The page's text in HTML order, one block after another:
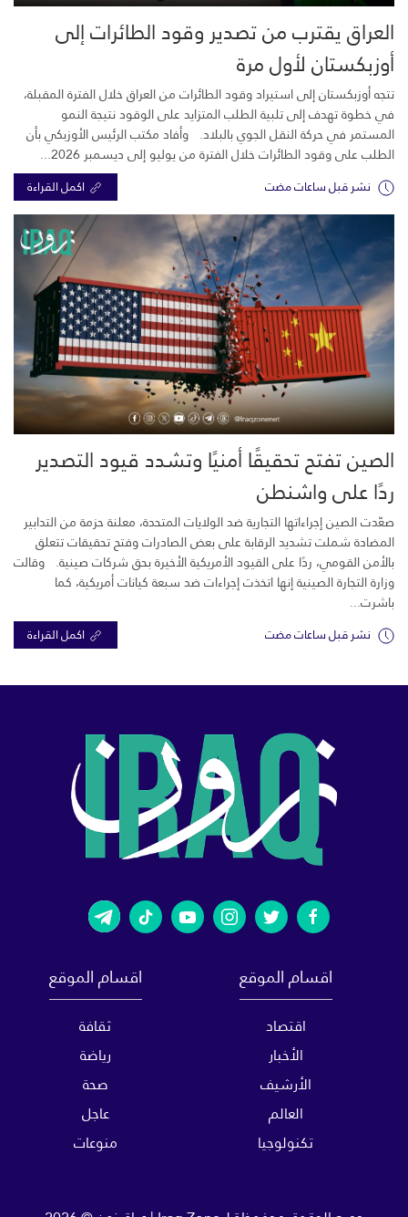
العراق يقترب من تصدير وقود الطائرات إلى
أوزبكستان لأول مرة
تتجه أوزبكستان إلى استيراد وقود الطائرات من العراق خلال الفترة المقبلة،
في خطوة تهدف إلى تلبية الطلب المتزايد على الوقود نتيجة النمو
المستمر في حركة النقل الجوي بالبلاد. وأفاد مكتب الرئيس الأوزبكي بأن
الطلب على وقود الطائرات خلال الفترة من يوليو إلى ديسمبر 2026...
نشر قبل ساعات مضت اكمل القراءة
الصين تفتح تحقيقًا أمنيًا وتشدد قيود التصدير
ردًا على واشنطن
صعّدت الصين إجراءاتها التجارية ضد الولايات المتحدة، معلنة حزمة من التدابير
المضادة شملت تشديد الرقابة على بعض الصادرات وفتح تحقيقات تتعلق
بالأمن القومي، ردًا على القيود الأمريكية الأخيرة بحق شركات صينية. وقالت
وزارة التجارة الصينية إنها اتخذت إجراءات ضد سبعة كيانات أمريكية، كما
باشرت...
نشر قبل ساعات مضت اكمل القراءة
اقسام الموقع
اقتصاد
الأخبار
الأرشيف
العالم
تكنولوجيا
اقسام الموقع
ثقافة
رياضة
صحة
عاجل
منوعات